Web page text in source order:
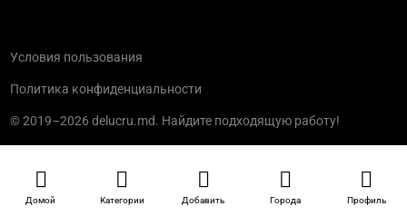
© 2019–2026 delucru.md. Найдите подходящую работу!
Условия пользования
Политика конфиденциальности
Домой Категории Добавить Города Профиль